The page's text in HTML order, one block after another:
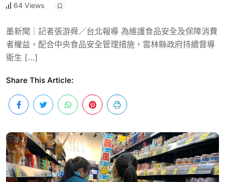
64 Views
墨新聞｜記者張游舜／台北報導 為維護食品安全及保障消費
者權益，配合中央食品安全管理措施，雲林縣政府持續督導
衛生 […]
Share This Article: